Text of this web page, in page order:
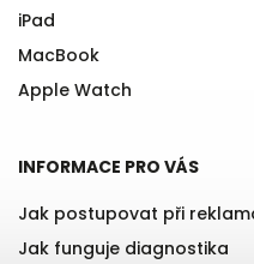
iPad
MacBook
Apple Watch
INFORMACE PRO VÁS
Jak postupovat při
Jak funguje diagnostika